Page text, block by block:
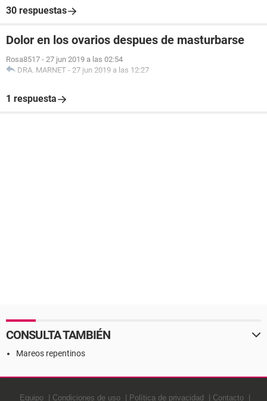
30 respuestas
Dolor en los ovarios despues de masturbarse
Rosa8517 - 27 jun 2019 a las 02:54
DRA. MARNET - 27 jun 2019 a las 12:27
1 respuesta
CONSULTA TAMBIÉN
Mareos repentinos
Equipo Condiciones de uso Política de privacidad Contacto